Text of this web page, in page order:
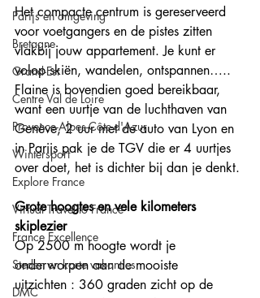
Parijs en omgeving
Bretagne
Grand-Est
Centre Val de Loire
Provence-Alpes-Côte-d'Azur
Wintersport
Explore France
Virtual Travel to France
France Excellence
Steden en korte vakanties
DMC
Het compacte centrum is gereserveerd
voor voetgangers en de pistes zitten
vlakbij jouw appartement. Je kunt er
volop skiën, wandelen, ontspannen…..
Flaine is bovendien goed bereikbaar,
want een uurtje van de luchthaven van
Genève, 2 uur met de auto van Lyon en
in Parijs pak je de TGV die er 4 uurtjes
over doet, het is dichter bij dan je denkt.
Grote hoogtes en vele kilometers
skiplezier
Op 2500 m hoogte wordt je
onderworpen aan de mooiste
uitzichten : 360 graden zicht op de